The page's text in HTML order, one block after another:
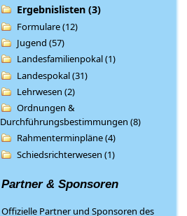
Ergebnislisten (3)
Formulare (12)
Jugend (57)
Landesfamilienpokal (1)
Landespokal (31)
Lehrwesen (2)
Ordnungen &
Durchführungsbestimmungen (8)
Rahmenterminpläne (4)
Schiedsrichterwesen (1)
Partner & Sponsoren
Offizielle Partner und Sponsoren des